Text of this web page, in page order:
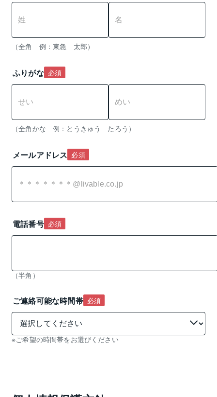
（全角　例：東急　太郎）
ふりがな 必須
メールアドレス 必須
電話番号 必須
（半角）
ご連絡可能な時間帯 必須
※ご希望の時間帯をお選びください